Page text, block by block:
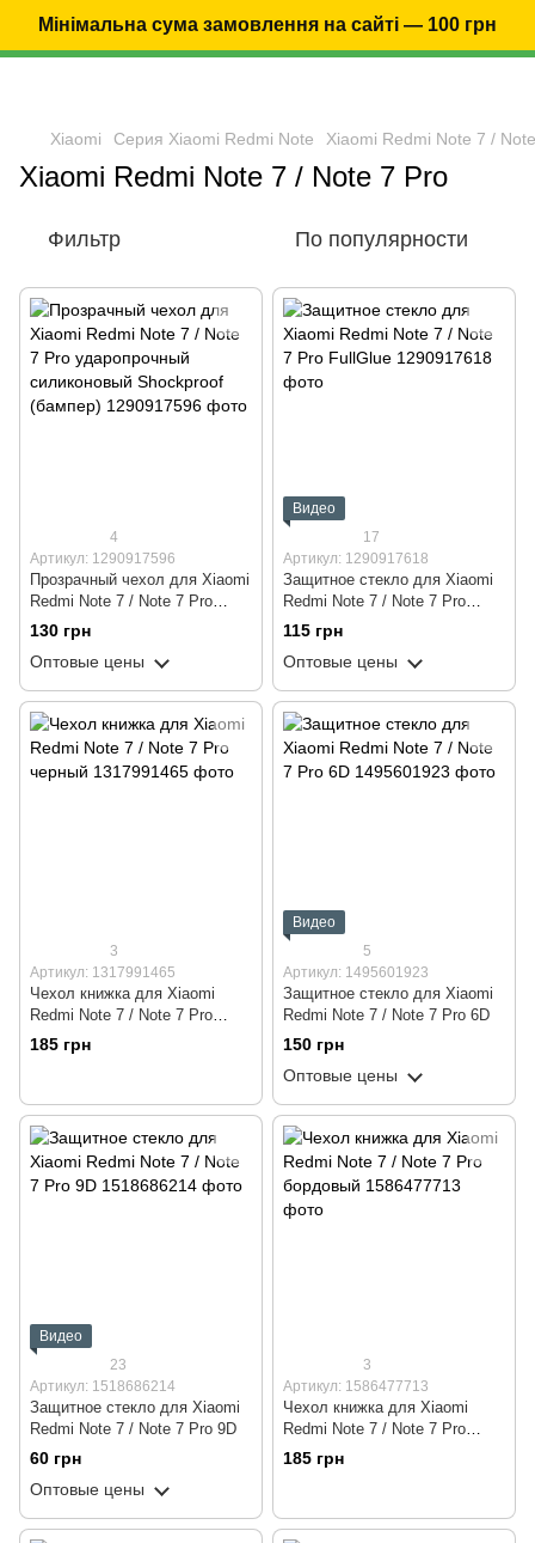
Мінімальна сума замовлення на сайті — 100 грн
Xiaomi Серия Xiaomi Redmi Note Xiaomi Redmi Note 7 /
Xiaomi Redmi Note 7 / Note 7 Pro
Фильтр По популярности
4
Артикул: 1290917596
Прозрачный чехол для Xiaomi
Redmi Note 7 / Note 7 Pro
ударопрочный силиконовый
Shockproof (бампер)
130 грн
Оптовые цены
Видео
17
Артикул: 1290917618
Защитное стекло для Xiaomi
Redmi Note 7 / Note 7 Pro
FullGlue
115 грн
Оптовые цены
3
Артикул: 1317991465
Чехол книжка для Xiaomi
Redmi Note 7 / Note 7 Pro
черный
185 грн
Видео
5
Артикул: 1495601923
Защитное стекло для Xiaomi
Redmi Note 7 / Note 7 Pro 6D
150 грн
Оптовые цены
Видео
23
Артикул: 1518686214
Защитное стекло для Xiaomi
Redmi Note 7 / Note 7 Pro 9D
60 грн
Оптовые цены
3
Артикул: 1586477713
Чехол книжка для Xiaomi
Redmi Note 7 / Note 7 Pro
бордовый
185 грн